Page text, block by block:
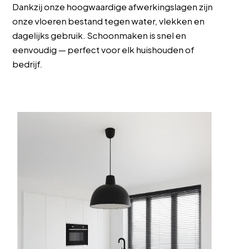
Dankzij onze hoogwaardige afwerkingslagen zijn
onze vloeren bestand tegen water, vlekken en
dagelijks gebruik. Schoonmaken is snel en
eenvoudig — perfect voor elk huishouden of
bedrijf.